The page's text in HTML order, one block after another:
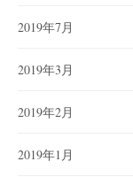
2019年7月
2019年3月
2019年2月
2019年1月